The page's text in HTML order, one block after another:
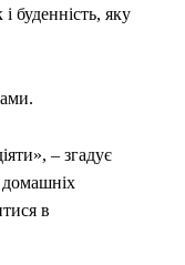
буденність, яку
– згадує
в